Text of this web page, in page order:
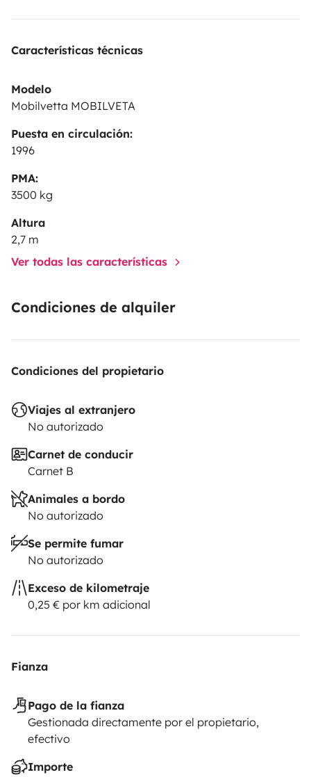
Características técnicas
Modelo
Mobilvetta MOBILVETA
Puesta en circulación:
1996
PMA:
3500 kg
Altura
2,7 m
Ver todas las características
Condiciones de alquiler
Condiciones del propietario
Viajes al extranjero
No autorizado
Carnet de conducir
Carnet B
Animales a bordo
No autorizado
Se permite fumar
No autorizado
Exceso de kilometraje
0,25 € por km adicional
Fianza
Pago de la fianza
Gestionada directamente por el propietario,
efectivo
Importe